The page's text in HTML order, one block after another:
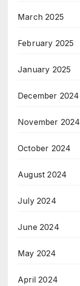
March 2025
February 2025
January 2025
December 2024
November 2024
October 2024
August 2024
July 2024
June 2024
May 2024
April 2024